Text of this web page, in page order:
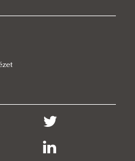
a European Security and
Ludovikán
évfordulóján